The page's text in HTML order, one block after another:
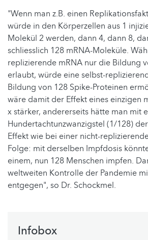
"Wenn man z.B. einen
würde in den Körperzellen aus 1
Molekül 2 werden, dann 4, dann 8,
schliesslich 128 mRNA-Moleküle.
replizierende mRNA nur die Bildung
erlaubt, würde eine selbst-
Bildung von 128 Spike-Proteinen
wäre damit der Effekt eines einzigen
x stärker, andererseits hätte man mit
Hundertachtunzwanzigstel (1/128)
Effekt wie bei einer nicht-
Folge: mit derselben Impfdosis
einem, nun 128 Menschen impfen.
weltweiten Kontrolle der Pandemie
entgegen", so Dr. Schockmel.
Infobox